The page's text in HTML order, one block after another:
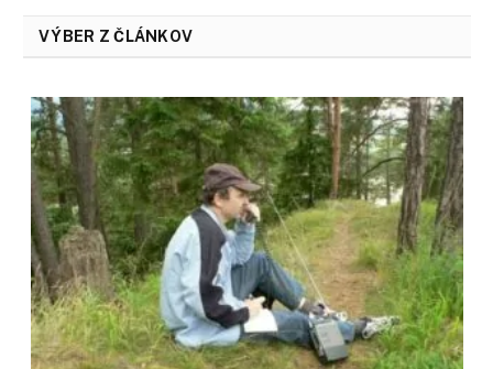
VÝBER Z ČLÁNKOV